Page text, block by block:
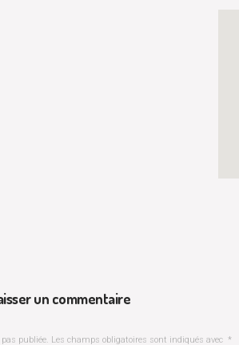
un commentaire
publiée. Les champs obligatoires sont indiqués avec *